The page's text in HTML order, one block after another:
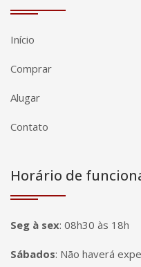
Início
Comprar
Alugar
Contato
Horário de
Seg à sex: 08h30 às 18h
Sábados: Não haverá